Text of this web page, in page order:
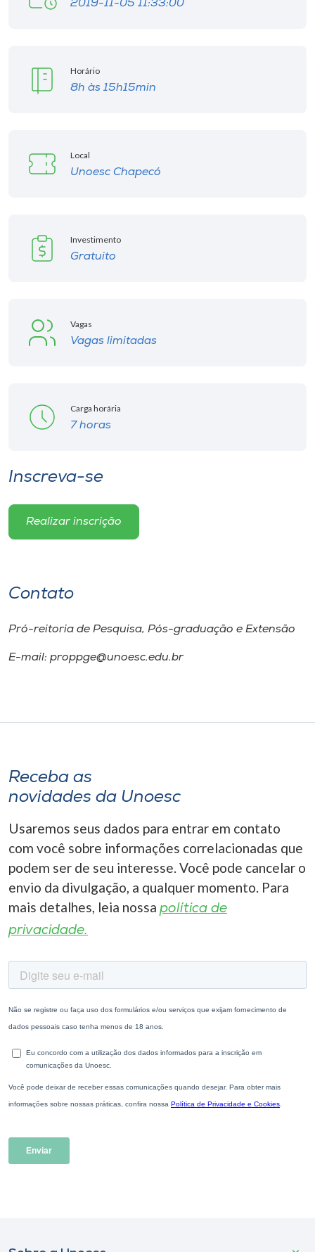
2019-11-05 11:33:00
Horário
8h às 15h15min
Local
Unoesc Chapecó
Investimento
Gratuito
Vagas
Vagas limitadas
Carga horária
7 horas
Inscreva-se
Realizar inscrição
Contato
Pró-reitoria de Pesquisa, Pós-graduação e Extensão
E-mail: proppge@unoesc.edu.br
Receba as
novidades da Unoesc
Usaremos seus dados para entrar em contato
com você sobre informações correlacionadas que
podem ser de seu interesse. Você pode cancelar o
envio da divulgação, a qualquer momento. Para
mais detalhes, leia nossa política de
privacidade.